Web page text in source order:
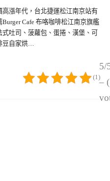
漲年代，台北捷運松江南京站有
Cafe 布咯咖啡松江南京旗艦
吐司、菠蘿包、蛋捲、漢堡、可
豆自家烘…
5/
–
(1)